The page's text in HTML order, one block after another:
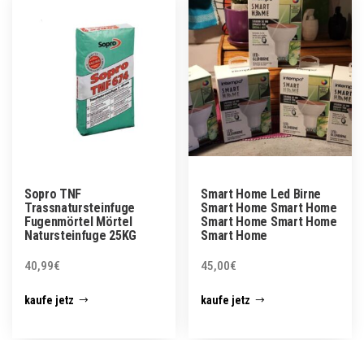
Sopro TNF
Trassnatursteinfuge
Fugenmörtel Mörtel
Natursteinfuge 25KG
40,99€
kaufe jetz
Smart Home Led Birne
Smart Home Smart Home
Smart Home Smart Home
Smart Home
45,00€
kaufe jetz